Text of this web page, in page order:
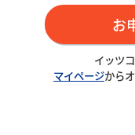
お
イッツ
マイページから